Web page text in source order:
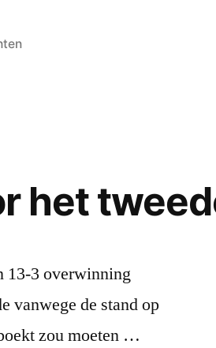
het
13-3 overwinning
vanwege de stand op
zou moeten …